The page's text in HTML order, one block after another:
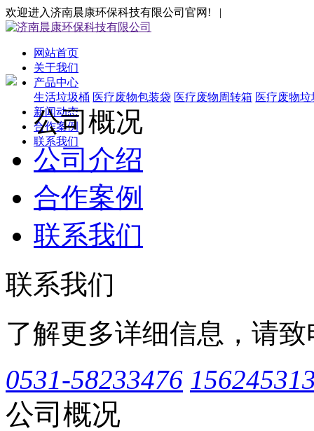
欢迎进入济南晨康环保科技有限公司官网! |
网站首页
关于我们
产品中心
生活垃圾桶 医疗废物包装袋 医疗废物周转箱 医疗废物垃
新闻动态
合作案例
联系我们
公司概况
公司介绍
合作案例
联系我们
联系我们
了解更多详细信息，请致
0531-58233476
公司概况